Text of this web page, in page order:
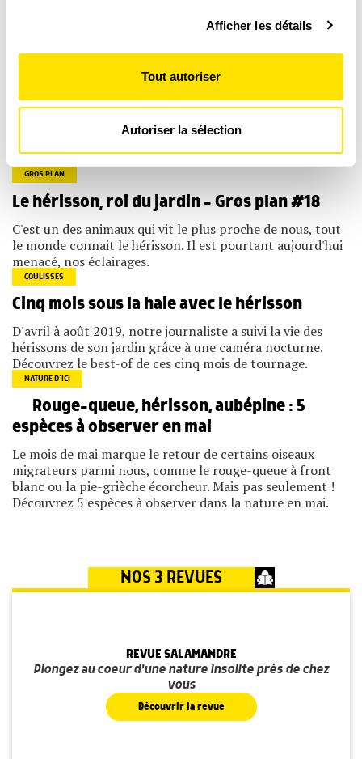
personnelles et définir vos préférences, reportez-vous à
déclaration sur les cookies.
et les annonces, d'offrir des fonctionnalités relatives aux
médias sociaux et d'analyser notre trafic. Nous
notre site avec nos partenaires de médias sociaux, de
publicité et d'analyse, qui peuvent combiner celles-ci
avec d'autres informations que vous leur avez fournies
services.
Afficher les détails
Tout autoriser
Autoriser la sélection
DÉCOUVRIR TOUS NOS PRODUITS
Poursuivez votre découverte
GROS PLAN
Le hérisson, roi du jardin – Gros plan #18
C'est un des animaux qui vit le plus proche de nous, tout
le monde connait le hérisson. Il est pourtant aujourd'hui
menacé, nos éclairages.
COULISSES
Cinq mois sous la haie avec le hérisson
D'avril à août 2019, notre journaliste a suivi la vie des
hérissons de son jardin grâce à une caméra nocturne.
Découvrez le best-of de ces cinq mois de tournage.
NATURE D’ICI
Rouge-queue, hérisson, aubépine : 5
espèces à observer en mai
Le mois de mai marque le retour de certains oiseaux
migrateurs parmi nous, comme le rouge-queue à front
blanc ou la pie-grièche écorcheur. Mais pas seulement !
Découvrez 5 espèces à observer dans la nature en mai.
NOS 3 REVUES
REVUE SALAMANDRE
Plongez au coeur d'une nature insolite près de chez
vous
Découvrir la revue